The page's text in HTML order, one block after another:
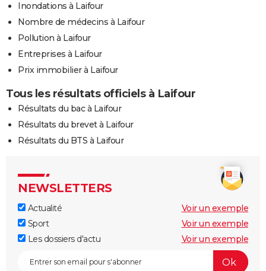
Inondations à Laifour
Nombre de médecins à Laifour
Pollution à Laifour
Entreprises à Laifour
Prix immobilier à Laifour
Tous les résultats officiels à Laifour
Résultats du bac à Laifour
Résultats du brevet à Laifour
Résultats du BTS à Laifour
NEWSLETTERS
Actualité
Voir un exemple
Sport
Voir un exemple
Les dossiers d'actu
Voir un exemple